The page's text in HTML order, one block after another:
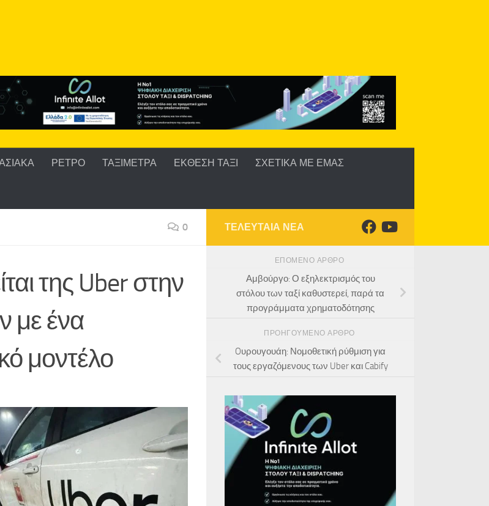
ΡΕΤΡΟ ΤΑΞΙΜΕΤΡΑ ΕΚΘΕΣΗ ΤΑΞΙ ΣΧΕΤΙΚΑ ΜΕ ΕΜΑΣ
0
της Uber στην
με ένα
μοντέλο
ΤΕΛΕΥΤΑΙΑ ΝΕΑ
ΕΠΌΜΕΝΟ ΆΡΘΡΟ
Αμβούργο: Ο εξηλεκτρισμός του
στόλου των ταξί καθυστερεί, παρά τα
προγράμματα χρηματοδότησης
ΠΡΟΗΓΟΎΜΕΝΟ ΆΡΘΡΟ
Oυρουγουάη: Νομοθετική ρύθμιση για
τους εργαζόμενους των Uber και Cabify